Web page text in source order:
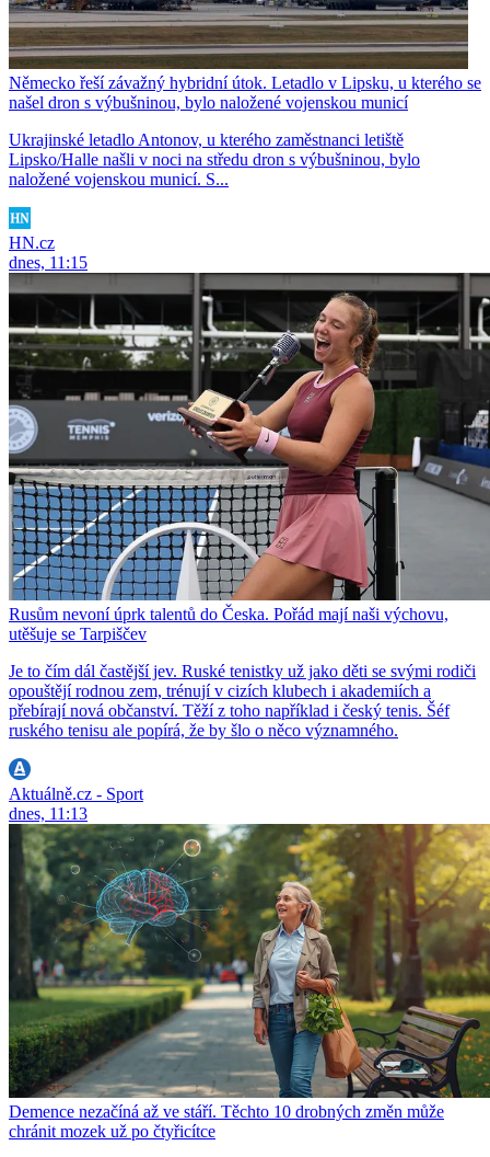
Německo řeší závažný hybridní útok. Letadlo v Lipsku, u kterého se
našel dron s výbušninou, bylo naložené vojenskou municí
Ukrajinské letadlo Antonov, u kterého zaměstnanci letiště
Lipsko/Halle našli v noci na středu dron s výbušninou, bylo
naložené vojenskou municí. S...
HN.cz
dnes, 11:15
Rusům nevoní úprk talentů do Česka. Pořád mají naši výchovu,
utěšuje se Tarpiščev
Je to čím dál častější jev. Ruské tenistky už jako děti se svými rodiči
opouštějí rodnou zem, trénují v cizích klubech i akademiích a
přebírají nová občanství. Těží z toho například i český tenis. Šéf
ruského tenisu ale popírá, že by šlo o něco významného.
Aktuálně.cz - Sport
dnes, 11:13
Demence nezačíná až ve stáří. Těchto 10 drobných změn může
chránit mozek už po čtyřicítce